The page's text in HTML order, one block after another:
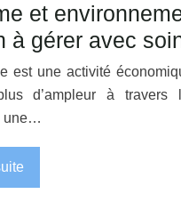
et
à gérer avec
est une activité
d’ampleur à travers
une…